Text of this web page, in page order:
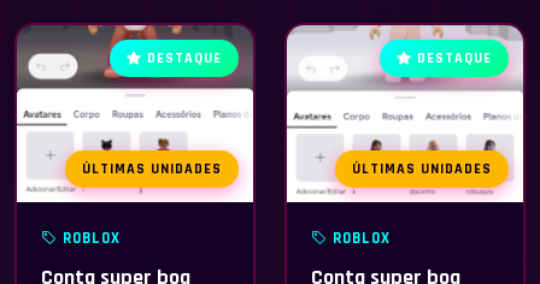
DESTAQUE
ÚLTIMAS UNIDADES
ROBLOX
Conta super boa
DESTAQUE
ÚLTIMAS UNIDADES
ROBLOX
Conta super boa